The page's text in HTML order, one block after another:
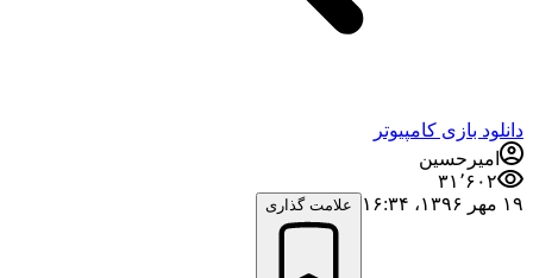
دانلود بازی کامپیوتر
امیرحسین
۳۱٬۶۰۲
۱۹ مهر ۱۳۹۶،‏ ۱۶:۳۴
علامت گذاری